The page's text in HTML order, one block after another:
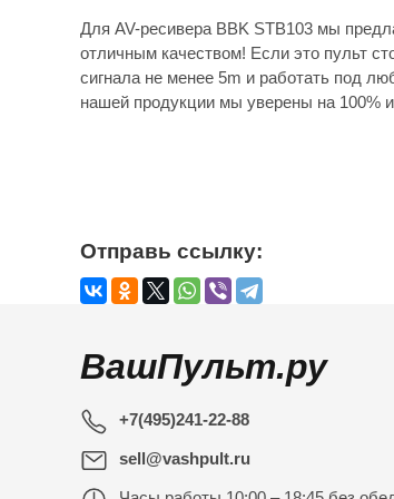
Для AV-ресивера BBK STB103 мы
отличным качеством! Если это пульт
сигнала не менее 5m и работать под
нашей продукции мы уверены на 100%
Отправь ссылку:
ВашПульт.ру
+7(495)241-22-88
sell@vashpult.ru